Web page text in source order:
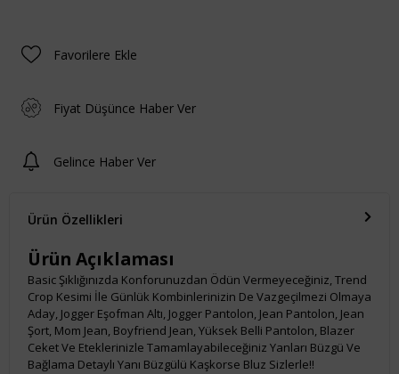
Favorilere Ekle
Fiyat Düşünce Haber Ver
Gelince Haber Ver
Ürün Özellikleri
Ürün Açıklaması
Basic Şıklığınızda Konforunuzdan Ödün Vermeyeceğiniz, Trend
Crop Kesimi İle Günlük Kombinlerinizin De Vazgeçilmezi Olmaya
Aday, Jogger Eşofman Altı, Jogger Pantolon, Jean Pantolon, Jean
Şort, Mom Jean, Boyfriend Jean, Yüksek Belli Pantolon, Blazer
Ceket Ve Eteklerinizle Tamamlayabileceğiniz Yanları Büzgü Ve
Bağlama Detaylı Yanı Büzgülü Kaşkorse Bluz Sizlerle!!